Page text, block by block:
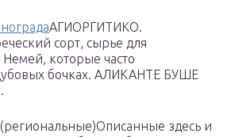
АГИОРГИТИКО.
сорт, сырье для
которые часто
бочках. АЛИКАНТЕ БУШЕ
Описанные здесь и